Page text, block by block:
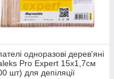
одноразові дерев'яні
Pro Expert 15х1,7см
шт) для депіляції